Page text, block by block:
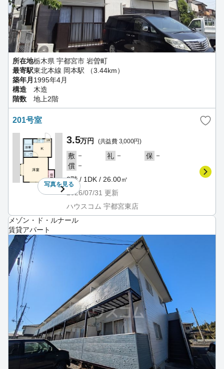
所在地栃木県 宇都宮市 岩曽町
最寄駅東北本線 岡本駅 （3.44km）
築年月 1995年4月
構造
木造
階数
地上2階
201号室
写真を見る
3.5万円 (共益費 3,000円)
敷 － 礼 － 保 －
償 －
2階 / 1DK / 26.00㎡
2026/07/31 更新
ハウスコム 宇都宮東店
メゾン・ド・ルナール
賃貸アパート